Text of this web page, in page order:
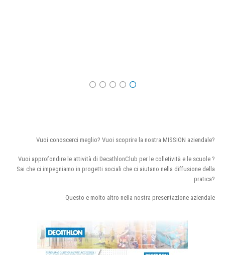
Vuoi conoscerci meglio? Vuoi scoprire la nostra MISSION aziendale?
Vuoi approfondire le attività di DecathlonClub per le colletività e le scuole ?
Sai che ci impegniamo in progetti sociali che ci aiutano nella diffusione della
pratica?
Questo e molto altro nella nostra presentazione aziendale